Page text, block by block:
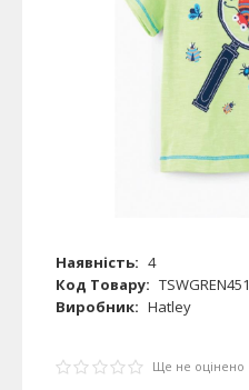
Наявність: 4
Код Товару: TSWGREN451
Виробник: Hatley
Ще не оцінено